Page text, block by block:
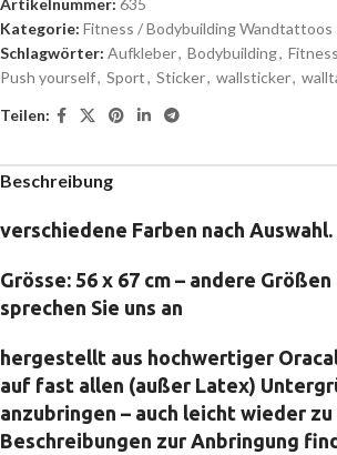
Kategorie: Fitness / Bodybuilding Wandtattoos
Schlagwörter: Aufkleber, Bodybuilding, Fitness
Push yourself, Sport, Sticker, wallsticker,
Teilen:
Beschreibung
verschiedene Farben nach Auswahl.
Grösse: 56 x 67 cm – andere Größen
sprechen Sie uns an
hergestellt aus hochwertiger
auf fast allen (außer Latex)
anzubringen – auch leicht wieder
Beschreibungen zur Anbringung